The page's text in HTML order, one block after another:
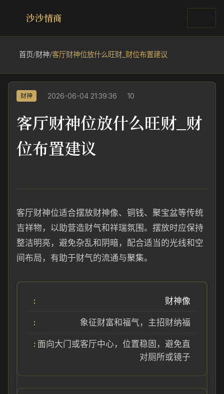
沙沙情商
首页/财神/客厅财神位放什么旺财_财位布置建议
财神 2026-06-04 21:39:36 10
客厅财神位放什么旺财_财
位布置建议
客厅财神位适合摆放财神像、铜钱、聚宝盆等传统
吉祥物，以助营造财气和祥瑞氛围。摆放时应保持
整洁明亮，避免杂乱和阴暗，配合适当的光线和空
间布局，有助于财气的流通与聚集。
财神像
象征财富和福气，主招财纳福
面向大门或客厅中心，位置稳固，避免直
对厕所或镜子